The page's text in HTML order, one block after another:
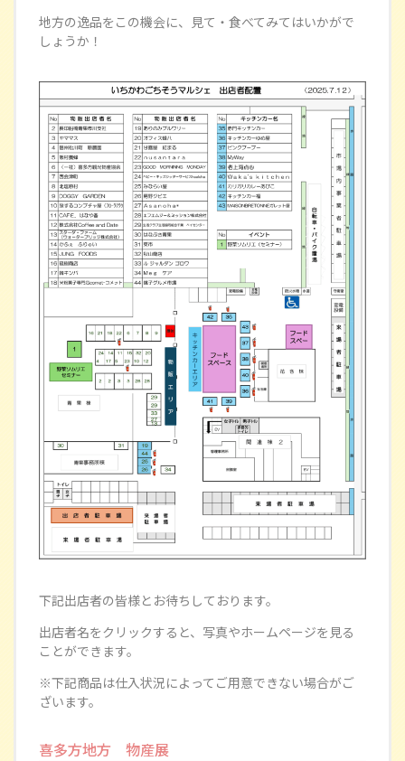
地方の逸品をこの機会に、見て・食べてみてはいかがで
しょうか！
下記出店者の皆様とお待ちしております。
出店者名をクリックすると、写真やホームページを見る
ことができます。
※下記商品は仕入状況によってご用意できない場合がご
ざいます。
喜多方地方 物産展